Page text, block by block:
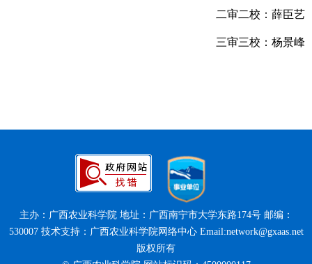
二审二校：薛臣艺
三审三校：杨景峰
主办：广西农业科学院 地址：广西南宁市大学东路174号 邮编：
530007 技术支持：广西农业科学院网络中心 Email:network@gxaas.net
版权所有